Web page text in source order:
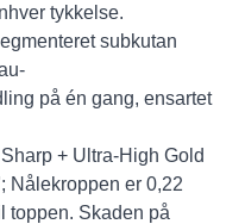
tykkelse.
subkutan
på én gang, ensartet
+ Ultra-High Gold
Nålekroppen er 0,22
toppen. Skaden på